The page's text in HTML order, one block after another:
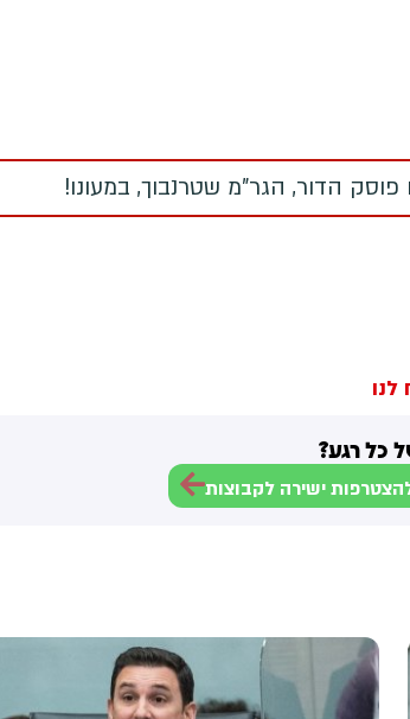
הדור, הגר"מ שטרנבוך, במעונו!
לנו
כל רגע?
ישירה לקבוצות